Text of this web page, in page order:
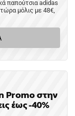
παπούτσια adidas
μόλις με 48€,
Promo στην
έως -40%